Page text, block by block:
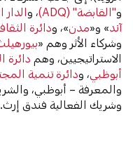
و"القابضة" (ADQ) ، والدار
آند» و«مدن»، ودائرة
وشركاء الأثر وهم «بيورهيلث
الاستراتيجيين، وهم دائرة
أبوظبي ، ودائرة تنمية
والمعرفة – أبوظبي،
وشريك الفعالية فندق إرث.